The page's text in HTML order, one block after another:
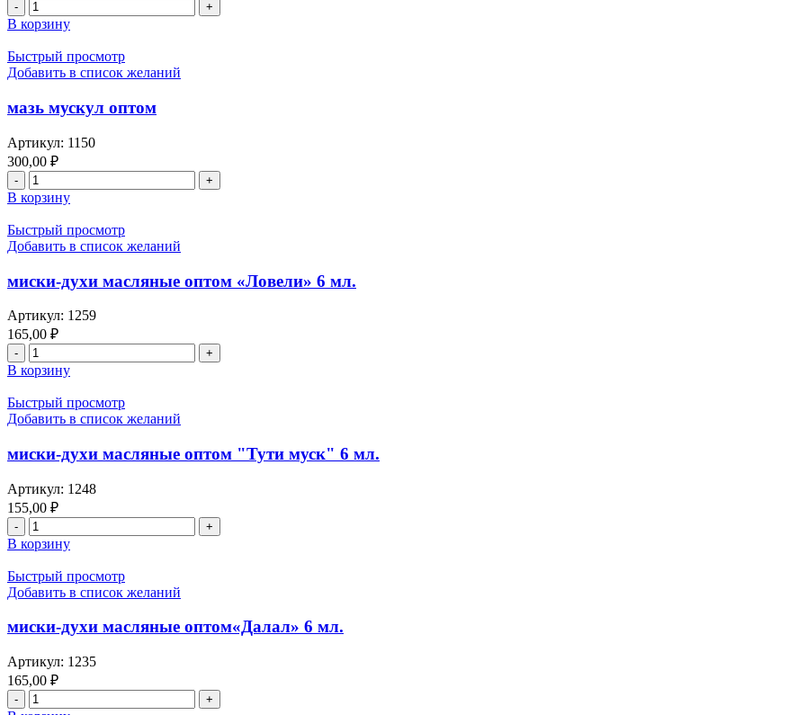
В корзину
Быстрый просмотр
Добавить в список желаний
мазь мускул оптом
Артикул: 1150
300,00 ₽
В корзину
Быстрый просмотр
Добавить в список желаний
миски-духи масляные оптом «Ловели» 6 мл.
Артикул: 1259
165,00 ₽
В корзину
Быстрый просмотр
Добавить в список желаний
миски-духи масляные оптом "Тути муск" 6 мл.
Артикул: 1248
155,00 ₽
В корзину
Быстрый просмотр
Добавить в список желаний
миски-духи масляные оптом«Далал» 6 мл.
Артикул: 1235
165,00 ₽